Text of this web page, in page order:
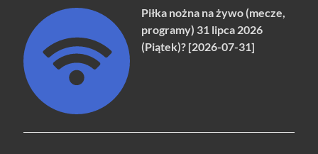
Piłka nożna na żywo (mecze,
programy) 31 lipca 2026
(Piątek)? [2026-07-31]